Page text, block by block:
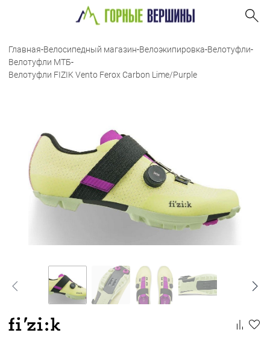
Главная-Велосипедный магазин-Велоэкипировка-Велотуфли-
Велотуфли МТБ-
Велотуфли FIZIK Vento Ferox Carbon Lime/Purple